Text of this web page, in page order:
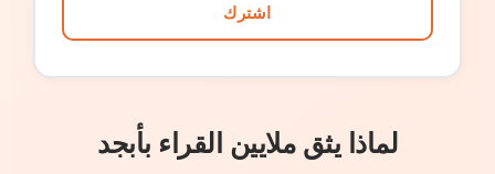
اشترك
لماذا يثق ملايين القراء بأبجد